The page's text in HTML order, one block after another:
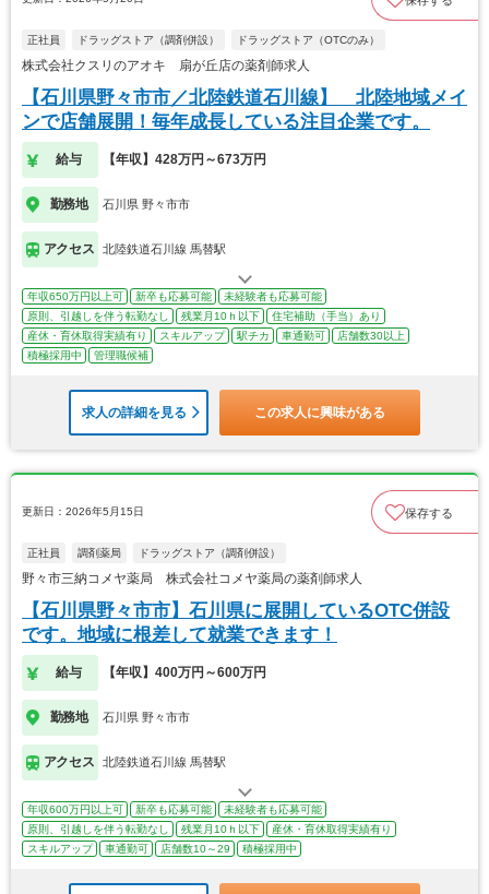
正社員 ドラッグストア（調剤併設） ドラッグストア（OTCのみ）
株式会社クスリのアオキ 扇が丘店の薬剤師求人
【石川県野々市市／北陸鉄道石川線】 北陸地域メイ
ンで店舗展開！毎年成長している注目企業です。
給与 【年収】428万円～673万円
勤務地 石川県 野々市市
アクセス 北陸鉄道石川線 馬替駅
年収650万円以上可 新卒も応募可能
未経験者も応募可能
原則、引越しを伴う転勤なし
残業月10ｈ以下
住宅補助（手当）あり
産休・育休取得実績有り
スキルアップ 駅チカ 車通勤可
店舗数30以上
積極採用中
管理職候補
求人の詳細を見る この求人に興味がある
更新日：2026年5月15日 保存する
正社員 調剤薬局 ドラッグストア（調剤併設）
野々市三納コメヤ薬局 株式会社コメヤ薬局の薬剤師求人
【石川県野々市市】石川県に展開しているOTC併設
です。地域に根差して就業できます！
給与 【年収】400万円～600万円
勤務地 石川県 野々市市
アクセス 北陸鉄道石川線 馬替駅
年収600万円以上可 新卒も応募可能
未経験者も応募可能
原則、引越しを伴う転勤なし
残業月10ｈ以下
産休・育休取得実績有り
スキルアップ
車通勤可 店舗数10～29 積極採用中